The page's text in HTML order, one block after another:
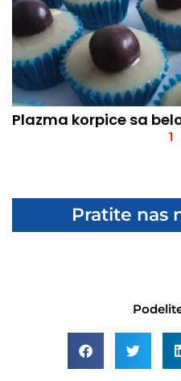
Plazma korpice sa
1
Pratite nas